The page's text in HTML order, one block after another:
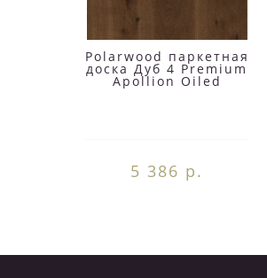
Polarwood паркетная
доска Дуб 4 Premium
Apollion Oiled
5 386 р.